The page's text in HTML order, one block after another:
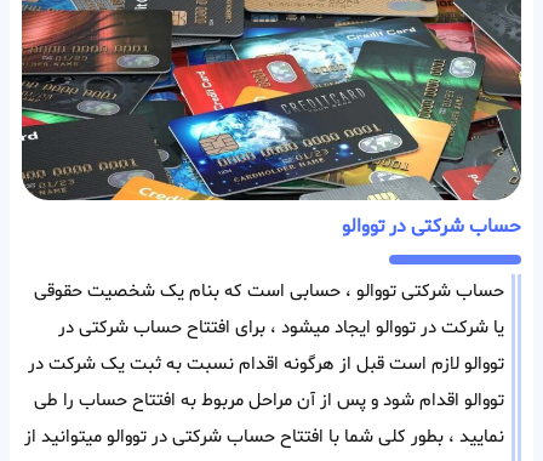
حساب شرکتی در تووالو
حساب شرکتی تووالو ، حسابی است که بنام یک شخصیت حقوقی
یا شرکت در تووالو ایجاد میشود ، برای افتتاح حساب شرکتی در
تووالو لازم است قبل از هرگونه اقدام نسبت به ثبت یک شرکت در
تووالو اقدام شود و پس از آن مراحل مربوط به افتتاح حساب را طی
نمایید ، بطور کلی شما با افتتاح حساب شرکتی در تووالو میتوانید از